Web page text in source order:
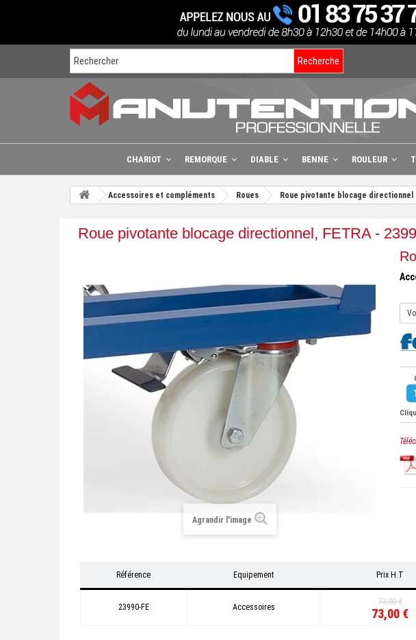
Recherche
CHARIOT REMORQUE DIABLE BENNE ROULEUR
Accessoires et compléments Roues Roue pivotante blocage directionnel
Roue pivotante blocage directionnel, FETRA -
Agrandir l'image
Référence Equipement Prix H.T
23990-FE Accessoires
73,00 €
73,00 €